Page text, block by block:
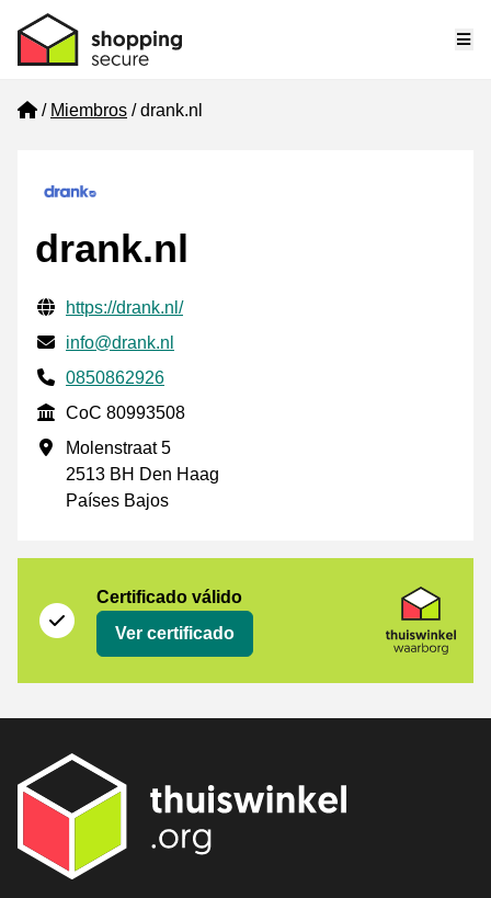
Home
Miembros drank.nl
drank.nl
Información de contacto verificada
Website URL
https://drank.nl/
Envía un correo electrónico a
info@drank.nl
Phone number
0850862926
CoC
CoC 80993508
Dirección de la empresa
Molenstraat 5
2513 BH Den Haag
Países Bajos
Certificado válido
Ver certificado